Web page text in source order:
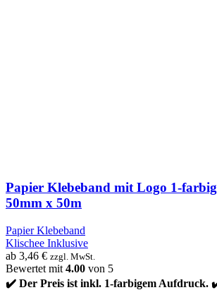
Papier Klebeband mit Logo 1-
50mm x 50m
Papier Klebeband
Klischee Inklusive
ab 3,46 € zzgl. MwSt.
Bewertet mit 4.00 von 5
✔️ Der Preis ist inkl. 1-farbigem Aufdruck.